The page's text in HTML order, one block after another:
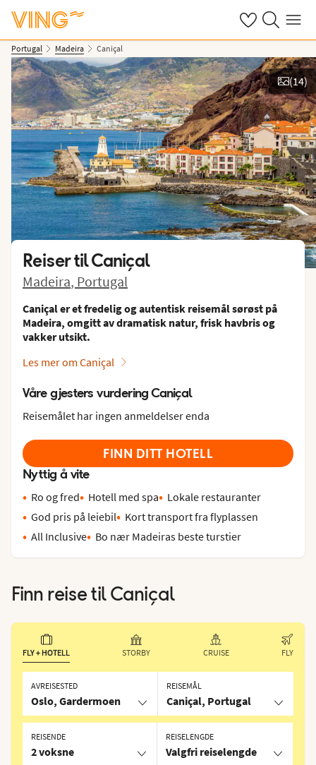
Se dine sparte
Søk påMeny
Portugal Madeira Caniçal
Vis bilder
(14)
Reiser tilCaniçal
Madeira, Portugal
Caniçal er et fredelig og autentisk reisemål sørøst på
Madeira, omgitt av dramatisk natur, frisk havbris og
vakker utsikt.
Les mer om Caniçal
Våre gjesters vurdering Caniçal
Reisemålet har ingen anmeldelser enda
FINN DITT HOTELL
Nyttig å vite
Ro og fred Hotell med spa
Lokale restauranter
God pris på leiebil
Kort transport fra flyplassen
All Inclusive
Bo nær Madeiras beste turstier
Finn reise til Caniçal
FLY + HOTELL STORBY CRUISE FLY
AVREISESTED
Oslo, Gardermoen
REISEMÅL
Caniçal, Portugal
REISELENGDE
Valgfri reiselengde
REISENDE
2 voksne